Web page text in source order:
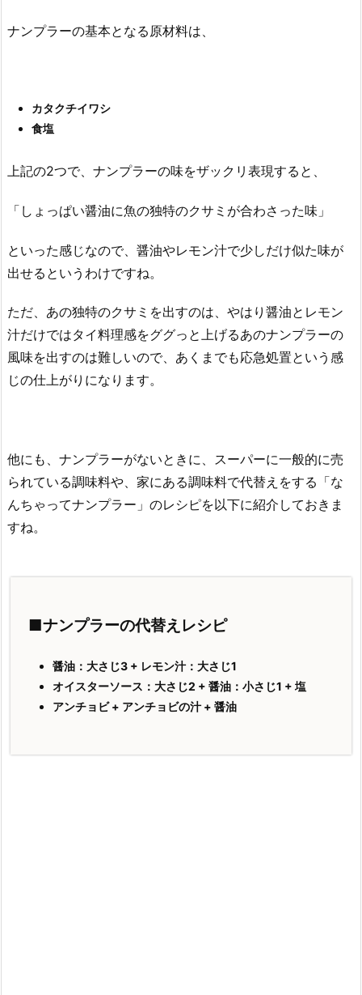
ナンプラーの基本となる原材料は、
カタクチイワシ
食塩
上記の2つで、ナンプラーの味をザックリ表現すると、
「しょっぱい醤油に魚の独特のクサミが合わさった味」
といった感じなので、醤油やレモン汁で少しだけ似た味が
出せるというわけですね。
ただ、あの独特のクサミを出すのは、やはり醤油とレモン
汁だけではタイ料理感をググっと上げるあのナンプラーの
風味を出すのは難しいので、あくまでも応急処置という感
じの仕上がりになります。
他にも、ナンプラーがないときに、スーパーに一般的に売
られている調味料や、家にある調味料で代替えをする「な
んちゃってナンプラー」のレシピを以下に紹介しておきま
すね。
■ナンプラーの代替えレシピ
醤油：大さじ3 + レモン汁：大さじ1
オイスターソース：大さじ2 + 醤油：小さじ1 + 塩
アンチョビ + アンチョビの汁 + 醤油